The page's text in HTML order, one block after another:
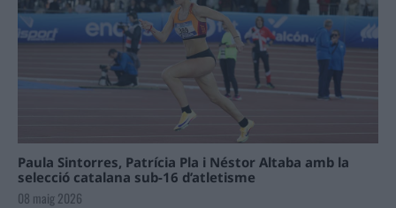
Paula Sintorres, Patrícia Pla i Néstor Altaba amb la
selecció catalana sub-16 d’atletisme
08 maig 2026